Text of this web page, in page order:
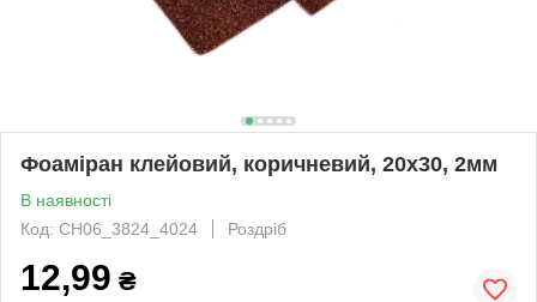
Фоаміран клейовий, коричневий, 20х30, 2мм
В наявності
Код: CH06_3824_4024
Роздріб
12,99 ₴